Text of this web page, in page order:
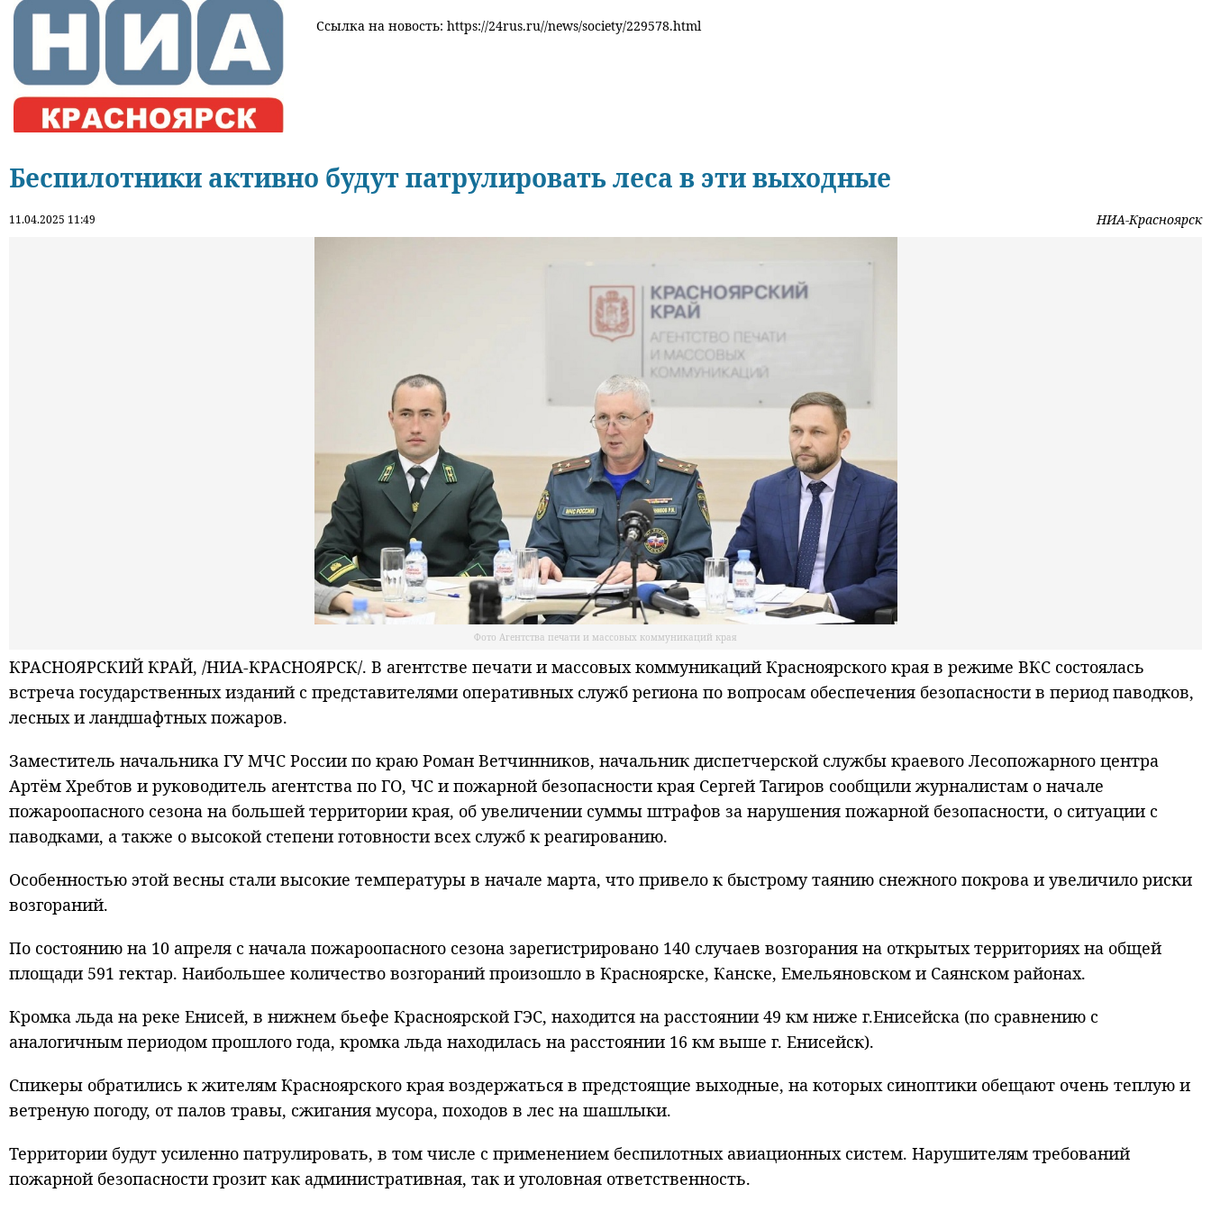
Ссылка на новость: https://24rus.ru//news/society/229578.html
Беспилотники активно будут патрулировать леса в эти выходные
11.04.2025 11:49 НИА-Красноярск
Фото Агентства печати и массовых коммуникаций края
КРАСНОЯРСКИЙ КРАЙ, /НИА-КРАСНОЯРСК/. В агентстве печати и массовых коммуникаций Красноярского края в режиме ВКС состоялась
встреча государственных изданий с представителями оперативных служб региона по вопросам обеспечения безопасности в период паводков,
лесных и ландшафтных пожаров.
Заместитель начальника ГУ МЧС России по краю Роман Ветчинников, начальник диспетчерской службы краевого Лесопожарного центра
Артём Хребтов и руководитель агентства по ГО, ЧС и пожарной безопасности края Сергей Тагиров сообщили журналистам о начале
пожароопасного сезона на большей территории края, об увеличении суммы штрафов за нарушения пожарной безопасности, о ситуации с
паводками, а также о высокой степени готовности всех служб к реагированию.
Особенностью этой весны стали высокие температуры в начале марта, что привело к быстрому таянию снежного покрова и увеличило риски
возгораний.
По состоянию на 10 апреля с начала пожароопасного сезона зарегистрировано 140 случаев возгорания на открытых территориях на общей
площади 591 гектар. Наибольшее количество возгораний произошло в Красноярске, Канске, Емельяновском и Саянском районах.
Кромка льда на реке Енисей, в нижнем бьефе Красноярской ГЭС, находится на расстоянии 49 км ниже г.Енисейска (по сравнению с
аналогичным периодом прошлого года, кромка льда находилась на расстоянии 16 км выше г. Енисейск).
Спикеры обратились к жителям Красноярского края воздержаться в предстоящие выходные, на которых синоптики обещают очень теплую и
ветреную погоду, от палов травы, сжигания мусора, походов в лес на шашлыки.
Территории будут усиленно патрулировать, в том числе с применением беспилотных авиационных систем. Нарушителям требований
пожарной безопасности грозит как административная, так и уголовная ответственность.